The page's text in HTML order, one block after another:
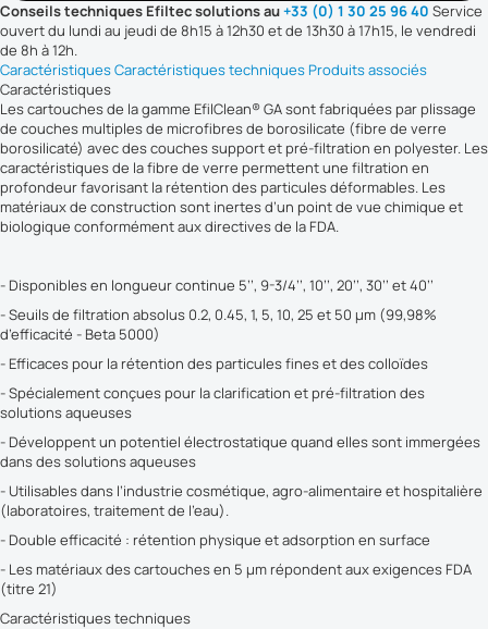
Conseils techniques Efiltec solutions au+33 (0) 1 30 25 96 40 Service
ouvert du lundi au jeudi de 8h15 à 12h30 et de 13h30 à 17h15, le vendredi
de 8h à 12h.
CaractéristiquesCaractéristiques techniques Produits associés
Caractéristiques
Les cartouches de la gamme EfilClean® GA sont fabriquées par plissage
de couches multiples de microfibres de borosilicate (fibre de verre
borosilicaté) avec des couches support et pré-filtration en polyester. Les
caractéristiques de la fibre de verre permettent une filtration en
profondeur favorisant la rétention des particules déformables. Les
matériaux de construction sont inertes d’un point de vue chimique et
biologique conformément aux directives de la FDA.
- Disponibles en longueur continue 5’’, 9-3/4’’, 10’’, 20’’, 30’’ et 40’’
- Seuils de filtration absolus 0.2, 0.45, 1, 5, 10, 25 et 50 µm (99,98%
d’efficacité - Beta 5000)
- Efficaces pour la rétention des particules fines et des colloïdes
- Spécialement conçues pour la clarification et pré-filtration des
solutions aqueuses
- Développent un potentiel électrostatique quand elles sont immergées
dans des solutions aqueuses
- Utilisables dans l’industrie cosmétique, agro-alimentaire et hospitalière
(laboratoires, traitement de l’eau).
- Double efficacité : rétention physique et adsorption en surface
- Les matériaux des cartouches en 5 µm répondent aux exigences FDA
(titre 21)
Caractéristiques techniques